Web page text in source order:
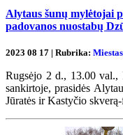
Alytaus šunų mylėtojai
padovanos nuostabų
2023 08 17 | Rubrika: Miestas
Rugsėjo 2 d., 13.00 val.,
sankirtoje, prasidės
Jūratės ir Kastyčio